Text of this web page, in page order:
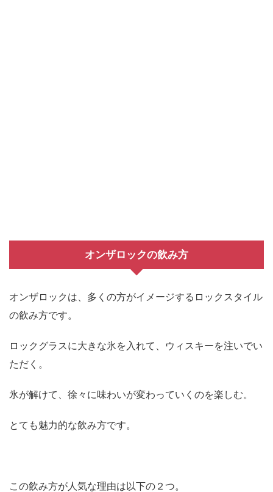
オンザロックの飲み方
オンザロックは、多くの方がイメージするロックスタイル
の飲み方です。
ロックグラスに大きな氷を入れて、ウィスキーを注いでい
ただく。
氷が解けて、徐々に味わいが変わっていくのを楽しむ。
とても魅力的な飲み方です。
この飲み方が人気な理由は以下の２つ。